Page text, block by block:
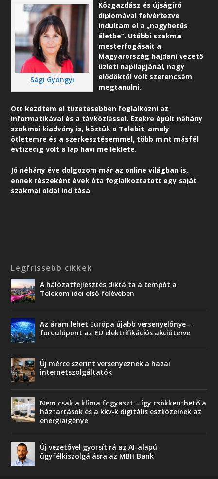
Sági Gyöngyi
Közgazdász és újságíró
diplomával felvértezve
indultam el a „nagybetűs
életbe”. Utóbbi szakma
mesterfogásait a
Magyarország hajdani vezető
üzleti napilapjánál, nagy
elődöktől volt szerencsém
megtanulni.
Ott kezdtem el tüzetesebben foglalkozni az
informatikával és a távközléssel. Ezekre épült néhány
szakmai kiadvány is, köztük a Telebit, amely
ötletemre és a szerkesztésemmel, több mint másfél
évtizedig volt a lap havi melléklete.
Jó néhány éve dolgozom már az online világban is,
ennek részeként évek óta foglalkoztatott egy saját
szakmai oldal indítása.
Legfrissebb cikkek
A hálózatfejlesztés diktálta a tempót a
Telekom idei első félévében
Az áram lehet Európa újabb versenyelőnye –
fordulópont az EU elektrifikációs akcióterve
Új mérce szerint versenyeznek a hazai
internetszolgáltatók
Nem csak a klíma fogyaszt – így csökkenthető a
háztartások és a kkv-k digitális eszközeinek az
energiaigénye
Új vezetővel gyorsít rá az AI-alapú
ügyfélkiszolgálásra az MBH Bank